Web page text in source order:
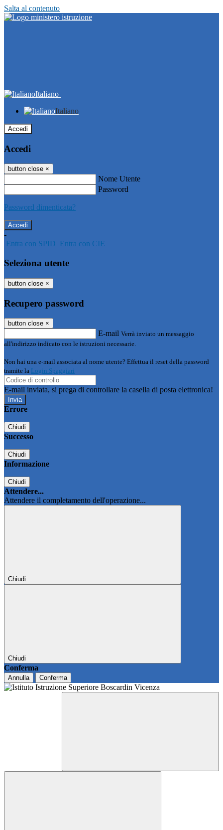
Salta al contenuto
Italiano
Italiano
Accedi
Accedi
button close ×
Nome Utente
Password
Password dimenticata?
-
Entra con SPID Entra con CIE
Seleziona utente
button close ×
Recupero password
button close ×
E-mail Verrà inviato un messaggio
all'indirizzo indicato con le istruzioni necessarie.
Non hai una e-mail associata al nome utente? Effettua il reset della password
tramite la Login Spaggiari
E-mail inviata, si prega di controllare la casella di posta elettronica!
Errore
Chiudi
Successo
Chiudi
Informazione
Chiudi
Attendere...
Attendere il completamento dell'operazione...
Chiudi
Chiudi
Conferma
Annulla Conferma